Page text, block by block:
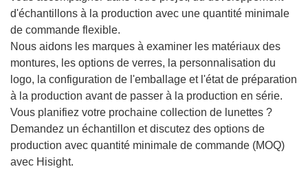
d'échantillons à la production avec une quantité minimale
de commande flexible.
Nous aidons les marques à examiner les matériaux des
montures, les options de verres, la personnalisation du
logo, la configuration de l'emballage et l'état de préparation
à la production avant de passer à la production en série.
Vous planifiez votre prochaine collection de lunettes ?
Demandez un échantillon et discutez des options de
production avec quantité minimale de commande (MOQ)
avec Hisight.